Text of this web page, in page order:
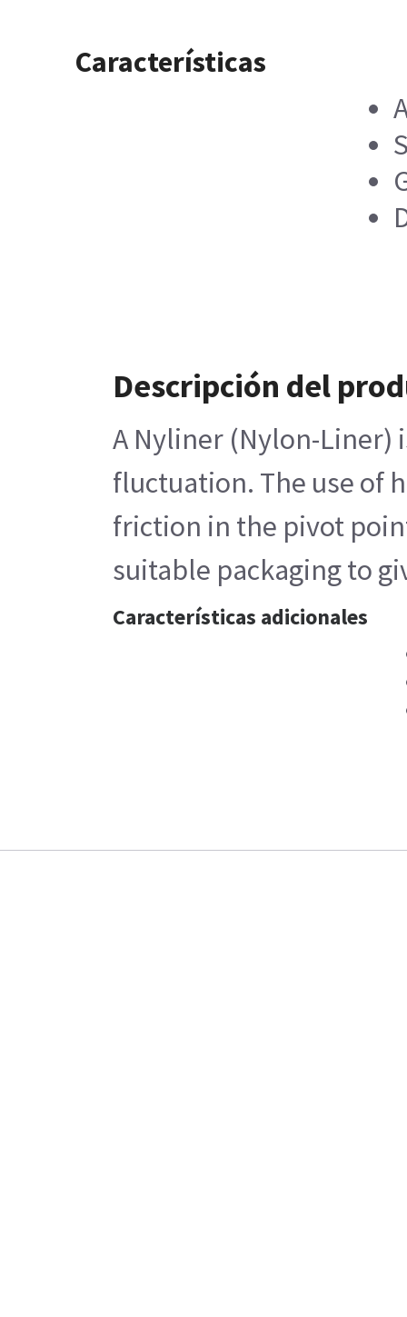
Características
Descripción del
A Nyliner (Nylon-Liner)
fluctuation. The use of
friction in the pivot
suitable packaging to
Características adicionales